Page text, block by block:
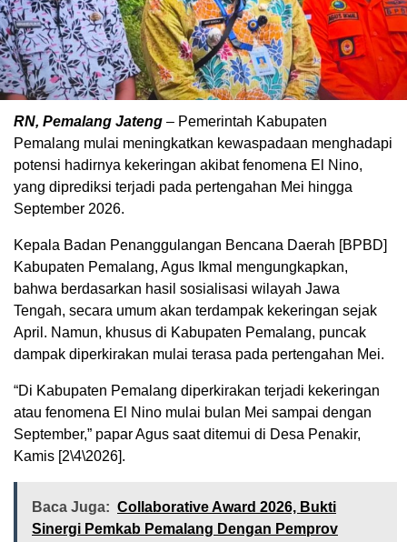
RN, Pemalang Jateng – Pemerintah Kabupaten
Pemalang mulai meningkatkan kewaspadaan menghadapi
potensi hadirnya kekeringan akibat fenomena El Nino,
yang diprediksi terjadi pada pertengahan Mei hingga
September 2026.
Kepala Badan Penanggulangan Bencana Daerah [BPBD]
Kabupaten Pemalang, Agus Ikmal mengungkapkan,
bahwa berdasarkan hasil sosialisasi wilayah Jawa
Tengah, secara umum akan terdampak kekeringan sejak
April. Namun, khusus di Kabupaten Pemalang, puncak
dampak diperkirakan mulai terasa pada pertengahan Mei.
“Di Kabupaten Pemalang diperkirakan terjadi kekeringan
atau fenomena El Nino mulai bulan Mei sampai dengan
September,” papar Agus saat ditemui di Desa Penakir,
Kamis [2\4\2026].
Baca Juga: Collaborative Award 2026, Bukti
Sinergi Pemkab Pemalang Dengan Pemprov